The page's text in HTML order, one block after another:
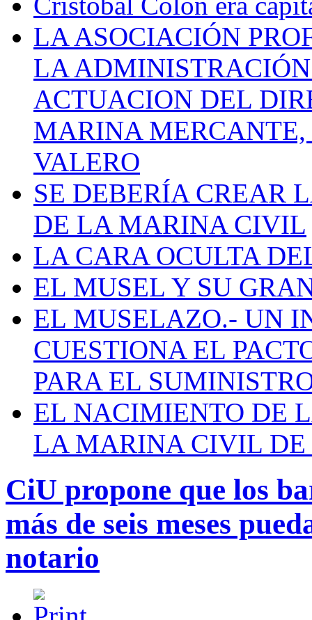
LA ASOCIACIÓN
LA
ACTUACION DEL
MARINA
VALERO
SE DEBERÍA CREAR
DE LA MARINA CIVIL
LA CARA OCULTA
EL MUSEL Y SU
EL MUSELAZO.- UN
CUESTIONA EL
PARA EL
EL NACIMIENTO DE
LA MARINA CIVIL DE
CiU propone que los
más de seis meses
notario